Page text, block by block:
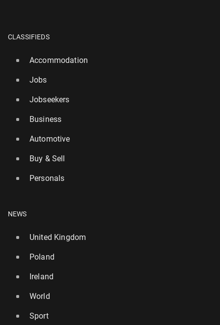
CLASSIFIEDS
Accommodation
Jobs
Jobseekers
Business
Automotive
Buy & Sell
Personals
NEWS
United Kingdom
Poland
Ireland
World
Sport